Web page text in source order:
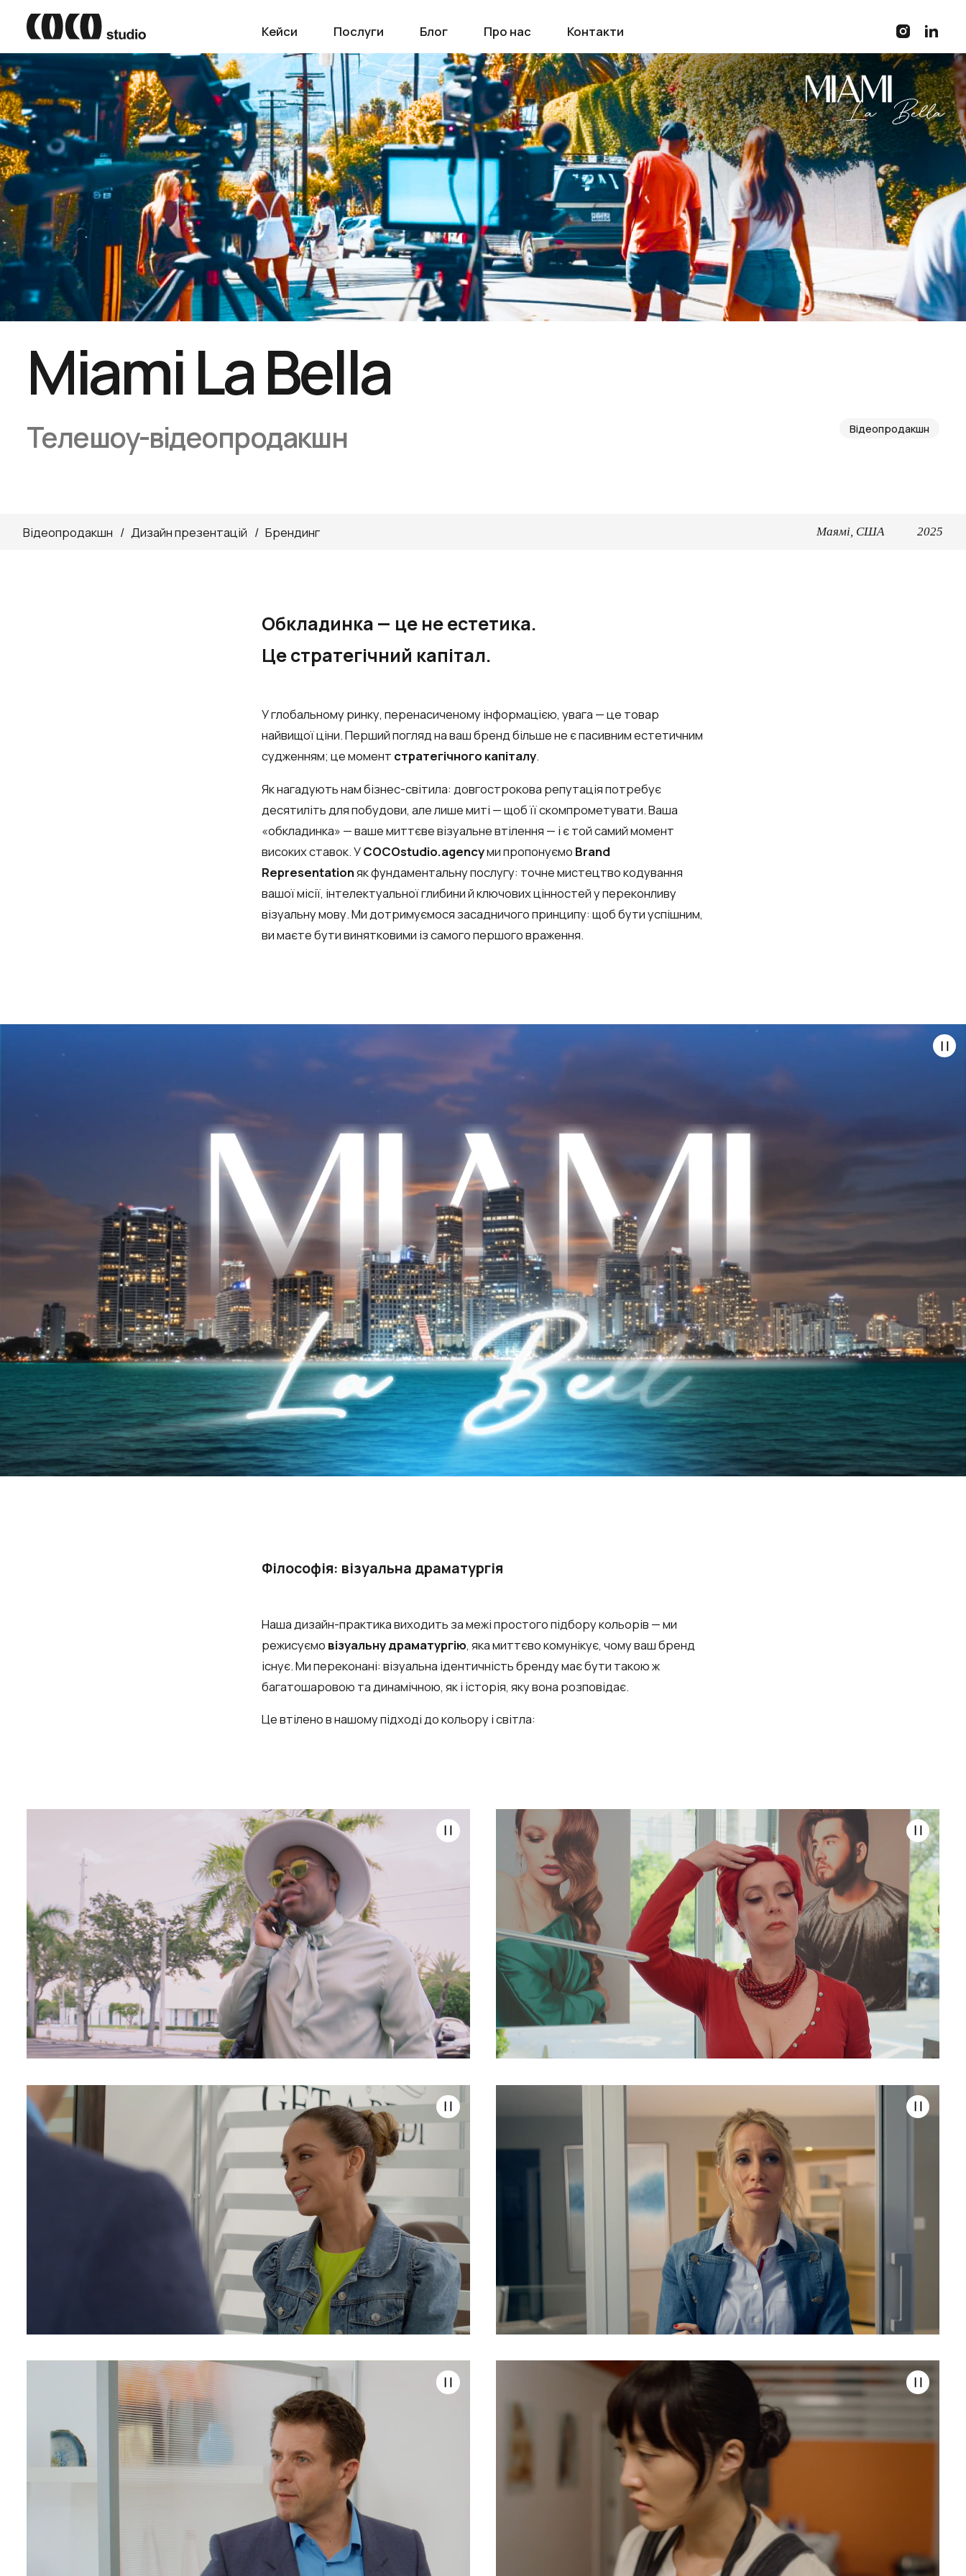
Кейси Послуги Блог Про нас Контакти
Miami La Bella
Телешоу-відеопродакшн Відеопродакшн
Відеопродакшн Дизайн презентацій Брендинг Маямі, США 2025
Обкладинка — це не естетика.
Це стратегічний капітал.
У глобальному ринку, перенасиченому інформацією, увага — це товар
найвищої ціни. Перший погляд на ваш бренд більше не є пасивним естетичним
судженням; це момент стратегічного капіталу.
Як нагадують нам бізнес-світила: довгострокова репутація потребує
десятиліть для побудови, але лише миті — щоб її скомпрометувати. Ваша
«обкладинка» — ваше миттєве візуальне втілення — і є той самий момент
високих ставок. УCOCOstudio.agencyми пропонуємо Brand
Representationяк фундаментальну послугу: точне мистецтво кодування
вашої місії, інтелектуальної глибини й ключових цінностей у переконливу
візуальну мову. Ми дотримуємося засадничого принципу: щоб бути успішним,
ви маєте бутивинятковими із самого першого враження.
Філософія: візуальна драматургія
Наша дизайн-практика виходить за межі простого підбору кольорів — ми
режисуємо візуальну драматургію, яка миттєво комунікує, чомуваш бренд
існує. Ми переконані: візуальна ідентичність бренду має бути такою ж
багатошаровою та динамічною, як і історія, яку вона розповідає.
Це втілено в нашому підході до кольору і світла: